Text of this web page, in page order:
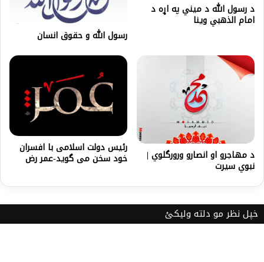
د رسول الله د میني په اړه د
امام الذهبي وینا
رسول الله و حقوق انسان
د مهاجرو او انصارو ورورگلوي |
نبوي سيرت
رئیس دولت اسلامی با افسران
خود سخن می گوید-عمر رض
خپل نظر مو دلته ولیکئ